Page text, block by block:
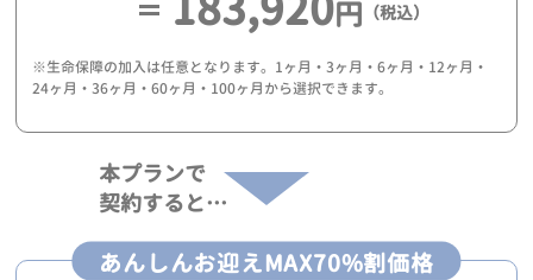
円 （税込）
※生命保障の加入は任意となります。1ヶ月・3ヶ月・6ヶ月・12ヶ月・
24ヶ月・36ヶ月・60ヶ月・100ヶ月から選択できます。
本プランで
契約すると…
あんしんお迎えMAX70%割価格